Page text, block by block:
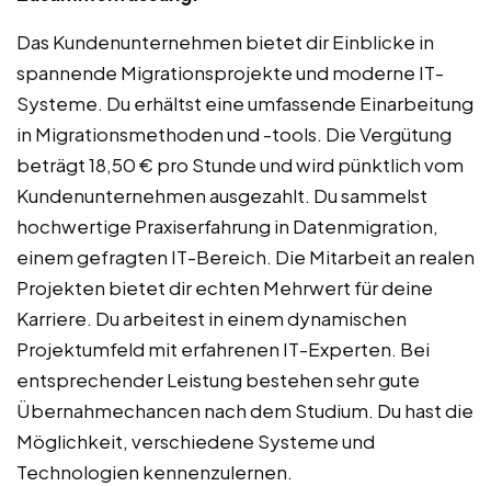
Das Kundenunternehmen bietet dir Einblicke in
spannende Migrationsprojekte und moderne IT-
Systeme. Du erhältst eine umfassende Einarbeitung
in Migrationsmethoden und -tools. Die Vergütung
beträgt 18,50 € pro Stunde und wird pünktlich vom
Kundenunternehmen ausgezahlt. Du sammelst
hochwertige Praxiserfahrung in Datenmigration,
einem gefragten IT-Bereich. Die Mitarbeit an realen
Projekten bietet dir echten Mehrwert für deine
Karriere. Du arbeitest in einem dynamischen
Projektumfeld mit erfahrenen IT-Experten. Bei
entsprechender Leistung bestehen sehr gute
Übernahmechancen nach dem Studium. Du hast die
Möglichkeit, verschiedene Systeme und
Technologien kennenzulernen.